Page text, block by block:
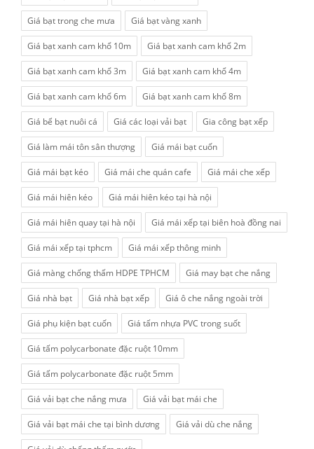
Giá bạt trong che mưa Giá bạt vàng xanh
Giá bạt xanh cam khổ 10m Giá bạt xanh cam khổ 2m
Giá bạt xanh cam khổ 3m Giá bạt xanh cam khổ 4m
Giá bạt xanh cam khổ 6m Giá bạt xanh cam khổ 8m
Giá bể bạt nuôi cá Giá các loại vải bạt Gia công bạt xếp
Giá làm mái tôn sân thượng Giá mái bạt cuốn
Giá mái bạt kéo Giá mái che quán cafe Giá mái che xếp
Giá mái hiên kéo Giá mái hiên kéo tại hà nội
Giá mái hiên quay tại hà nội Giá mái xếp tại biên hoà đồng nai
Giá mái xếp tại tphcm Giá mái xếp thông minh
Giá màng chống thấm HDPE TPHCM Giá may bạt che nắng
Giá nhà bạt Giá nhà bạt xếp Giá ô che nắng ngoài trời
Giá phụ kiện bạt cuốn Giá tấm nhựa PVC trong suốt
Giá tấm polycarbonate đặc ruột 10mm
Giá tấm polycarbonate đặc ruột 5mm
Giá vải bạt che nắng mưa Giá vải bạt mái che
Giá vải bạt mái che tại bình dương Giá vải dù che nắng